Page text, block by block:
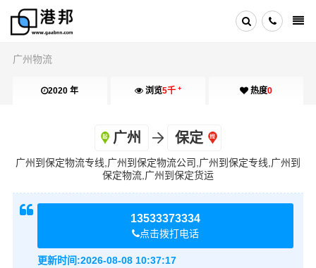
广州物流
2020 年 浏览5千 + 热度0
广州 保定
广州到保定物流专线,广州到保定物流公司,广州到保定专线,广州到
保定物流,广州到保定货运
13533373334
点击拨打电话
更新时间:2026-08-08 10:37:17